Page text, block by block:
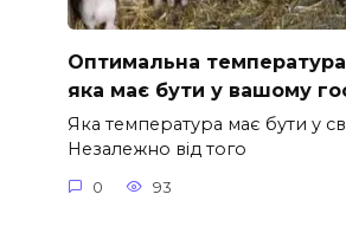
Оптимальна
яка має бути у вашому
Яка температура має бути у
Незалежно від того
0 93